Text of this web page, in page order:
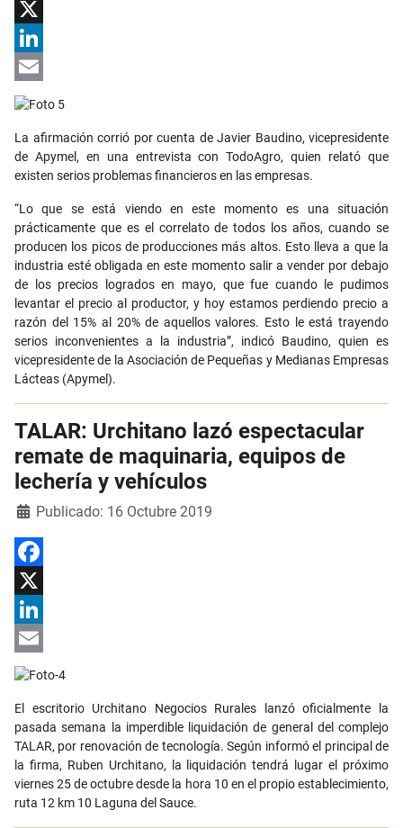
Facebook
X
LinkedIn
Email
La afirmación corrió por cuenta de Javier Baudino, vicepresidente
de Apymel, en una entrevista con TodoAgro, quien relató que
existen serios problemas financieros en las empresas.
“Lo que se está viendo en este momento es una situación
prácticamente que es el correlato de todos los años, cuando se
producen los picos de producciones más altos. Esto lleva a que la
industria esté obligada en este momento salir a vender por debajo
de los precios logrados en mayo, que fue cuando le pudimos
levantar el precio al productor, y hoy estamos perdiendo precio a
razón del 15% al 20% de aquellos valores. Esto le está trayendo
serios inconvenientes a la industria”, indicó Baudino, quien es
vicepresidente de la Asociación de Pequeñas y Medianas Empresas
Lácteas (Apymel).
TALAR: Urchitano lazó espectacular
remate de maquinaria, equipos de
lechería y vehículos
Detalles
Publicado: 16 Octubre 2019
Facebook
X
LinkedIn
Email
El escritorio Urchitano Negocios Rurales lanzó oficialmente la
pasada semana la imperdible liquidación de general del complejo
TALAR, por renovación de tecnología. Según informó el principal de
la firma, Ruben Urchitano, la liquidación tendrá lugar el próximo
viernes 25 de octubre desde la hora 10 en el propio establecimiento,
ruta 12 km 10 Laguna del Sauce.